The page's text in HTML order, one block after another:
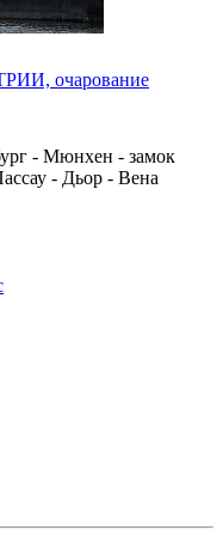
очарование
- Мюнхен - замок
- Дьор - Вена